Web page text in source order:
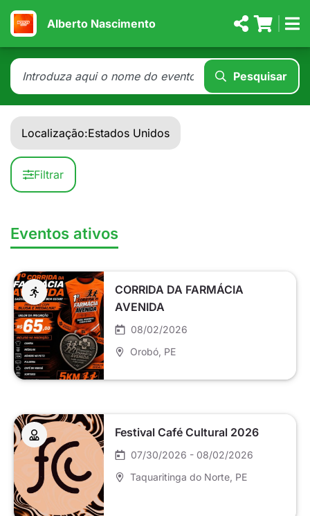
Alberto Nascimento
Pesquisar
Localização:Estados Unidos
Filtrar
Eventos ativos
CORRIDA DA FARMÁCIA
AVENIDA
08/02/2026
Orobó , PE
Festival Café Cultural 2026
07/30/2026 - 08/02/2026
Taquaritinga do Norte , PE